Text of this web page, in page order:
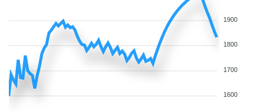
1900
1800
1700
1600